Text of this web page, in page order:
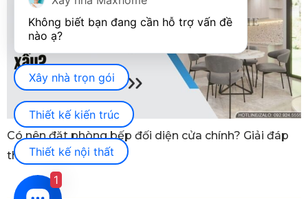
Có nên đặt phòng bếp đối diện cửa chính? Giải đáp
theo phong thủy
Không biết bạn đang cần hỗ trợ vấn đề
Xây nhà trọn gói
Thiết kế kiến trúc
Thiết kế nội thất
1